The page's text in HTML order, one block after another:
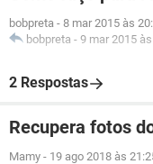
bobpreta - 8 mar 2015 às
bobpreta - 9 mar 2015
2 Respostas
Recupera fotos
Mamy - 19 ago 2018 às